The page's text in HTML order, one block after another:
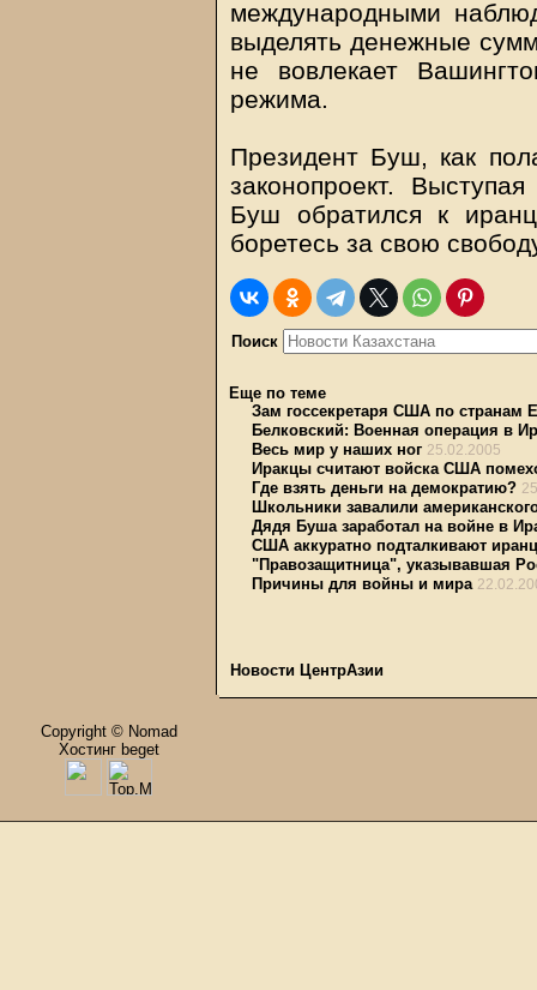
международными
выделять денежные
не вовлекает
режима.
Президент Буш, как
законопроект.
Буш обратился к
боретесь за свою
Поиск
Еще по теме
Зам госсекретаря США по странам
Белковский: Военная операция в
Весь мир у наших ног 25.02.2005
Иракцы считают войска США
Где взять деньги на демократию?
Школьники завалили
Дядя Буша заработал на войне в
США аккуратно подталкивают
"Правозащитница", указывавшая
Причины для войны и мира
Новости ЦентрАзии
Copyright © Nomad
Хостинг beget